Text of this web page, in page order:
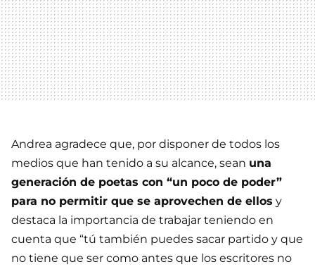
Andrea agradece que, por disponer de todos los
medios que han tenido a su alcance, sean una
generación de poetas con “un poco de poder”
para no permitir que se aprovechen de ellos y
destaca la importancia de trabajar teniendo en
cuenta que “tú también puedes sacar partido y que
no tiene que ser como antes que los escritores no